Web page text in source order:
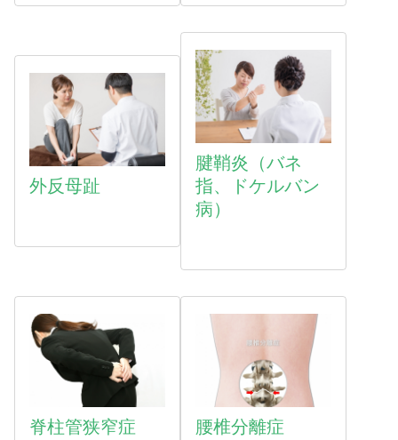
外反母趾
腱鞘炎（バネ
指、ドケルバン
病）
脊柱管狭窄症 腰椎分離症